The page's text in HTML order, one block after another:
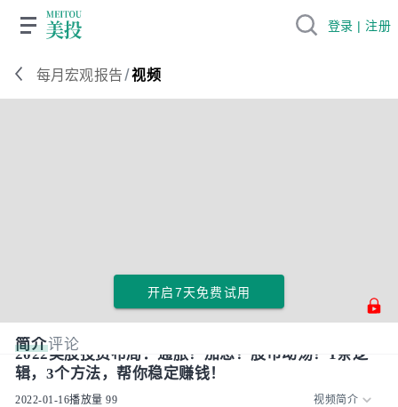
每月宏观报告 /视频
开启7天免费试用
简介评论
2022美股投资布局：通胀？加息？股市动荡？1条逻
辑，3个方法，帮你稳定赚钱！
2022-01-16播放量 99 视频简介
登录 | 注册